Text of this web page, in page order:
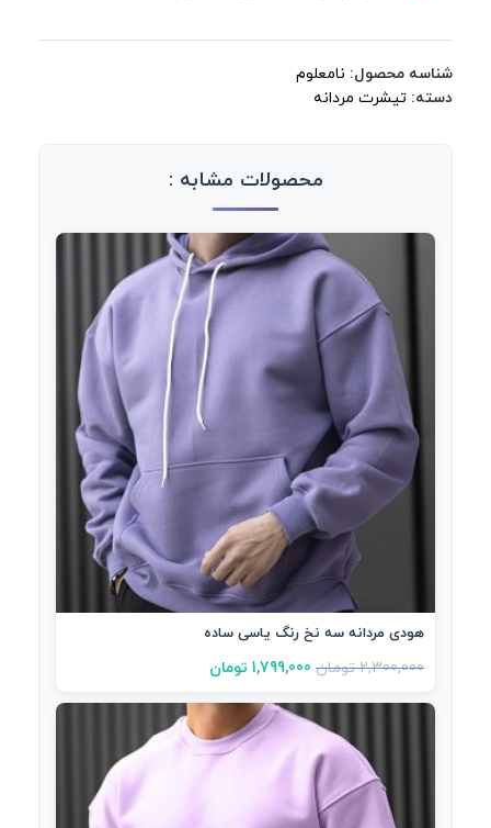
شناسه محصول: نامعلوم
دسته: تیشرت مردانه
محصولات مشابه :
هودی مردانه سه نخ رنگ یاسی ساده
2,300,000 تومان 1,799,000 تومان